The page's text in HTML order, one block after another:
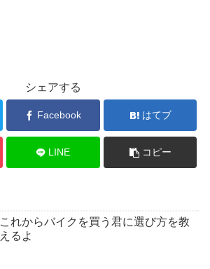
シェアする
Facebook はてブ
LINE コピー
これからバイクを買う君に選び方を教
えるよ